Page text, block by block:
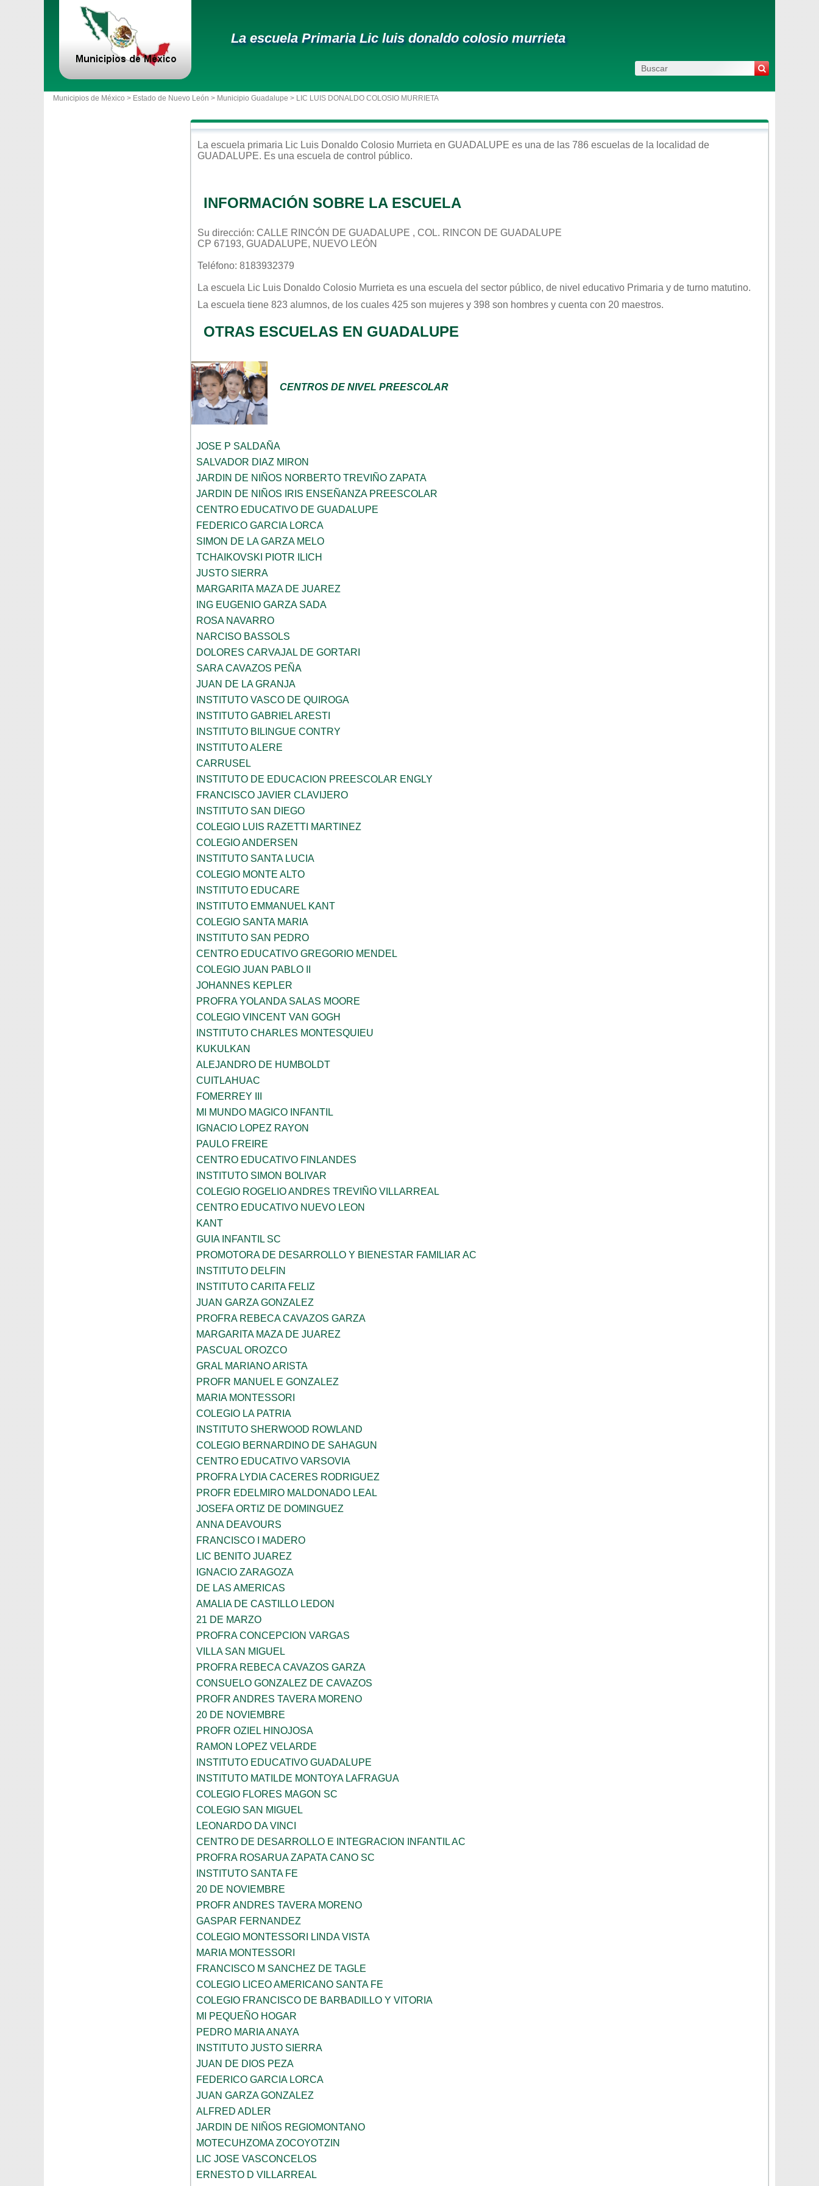
La escuela Primaria Lic luis donaldo colosio murrieta
Municipios de México > Estado de Nuevo León > Municipio Guadalupe > LIC LUIS DONALDO COLOSIO MURRIETA
La escuela primaria Lic Luis Donaldo Colosio Murrieta en GUADALUPE es una de las 786 escuelas de la localidad de
GUADALUPE. Es una escuela de control público.
INFORMACIÓN SOBRE LA ESCUELA
Su dirección: CALLE RINCÓN DE GUADALUPE , COL. RINCON DE GUADALUPE
CP 67193, GUADALUPE, NUEVO LEÓN
Teléfono: 8183932379
La escuela Lic Luis Donaldo Colosio Murrieta es una escuela del sector público, de nivel educativo Primaria y de turno matutino.
La escuela tiene 823 alumnos, de los cuales 425 son mujeres y 398 son hombres y cuenta con 20 maestros.
OTRAS ESCUELAS EN GUADALUPE
CENTROS DE NIVEL PREESCOLAR
JOSE P SALDAÑA
SALVADOR DIAZ MIRON
JARDIN DE NIÑOS NORBERTO TREVIÑO ZAPATA
JARDIN DE NIÑOS IRIS ENSEÑANZA PREESCOLAR
CENTRO EDUCATIVO DE GUADALUPE
FEDERICO GARCIA LORCA
SIMON DE LA GARZA MELO
TCHAIKOVSKI PIOTR ILICH
JUSTO SIERRA
MARGARITA MAZA DE JUAREZ
ING EUGENIO GARZA SADA
ROSA NAVARRO
NARCISO BASSOLS
DOLORES CARVAJAL DE GORTARI
SARA CAVAZOS PEÑA
JUAN DE LA GRANJA
INSTITUTO VASCO DE QUIROGA
INSTITUTO GABRIEL ARESTI
INSTITUTO BILINGUE CONTRY
INSTITUTO ALERE
CARRUSEL
INSTITUTO DE EDUCACION PREESCOLAR ENGLY
FRANCISCO JAVIER CLAVIJERO
INSTITUTO SAN DIEGO
COLEGIO LUIS RAZETTI MARTINEZ
COLEGIO ANDERSEN
INSTITUTO SANTA LUCIA
COLEGIO MONTE ALTO
INSTITUTO EDUCARE
INSTITUTO EMMANUEL KANT
COLEGIO SANTA MARIA
INSTITUTO SAN PEDRO
CENTRO EDUCATIVO GREGORIO MENDEL
COLEGIO JUAN PABLO II
JOHANNES KEPLER
PROFRA YOLANDA SALAS MOORE
COLEGIO VINCENT VAN GOGH
INSTITUTO CHARLES MONTESQUIEU
KUKULKAN
ALEJANDRO DE HUMBOLDT
CUITLAHUAC
FOMERREY III
MI MUNDO MAGICO INFANTIL
IGNACIO LOPEZ RAYON
PAULO FREIRE
CENTRO EDUCATIVO FINLANDES
INSTITUTO SIMON BOLIVAR
COLEGIO ROGELIO ANDRES TREVIÑO VILLARREAL
CENTRO EDUCATIVO NUEVO LEON
KANT
GUIA INFANTIL SC
PROMOTORA DE DESARROLLO Y BIENESTAR FAMILIAR AC
INSTITUTO DELFIN
INSTITUTO CARITA FELIZ
JUAN GARZA GONZALEZ
PROFRA REBECA CAVAZOS GARZA
MARGARITA MAZA DE JUAREZ
PASCUAL OROZCO
GRAL MARIANO ARISTA
PROFR MANUEL E GONZALEZ
MARIA MONTESSORI
COLEGIO LA PATRIA
INSTITUTO SHERWOOD ROWLAND
COLEGIO BERNARDINO DE SAHAGUN
CENTRO EDUCATIVO VARSOVIA
PROFRA LYDIA CACERES RODRIGUEZ
PROFR EDELMIRO MALDONADO LEAL
JOSEFA ORTIZ DE DOMINGUEZ
ANNA DEAVOURS
FRANCISCO I MADERO
LIC BENITO JUAREZ
IGNACIO ZARAGOZA
DE LAS AMERICAS
AMALIA DE CASTILLO LEDON
21 DE MARZO
PROFRA CONCEPCION VARGAS
VILLA SAN MIGUEL
PROFRA REBECA CAVAZOS GARZA
CONSUELO GONZALEZ DE CAVAZOS
PROFR ANDRES TAVERA MORENO
20 DE NOVIEMBRE
PROFR OZIEL HINOJOSA
RAMON LOPEZ VELARDE
INSTITUTO EDUCATIVO GUADALUPE
INSTITUTO MATILDE MONTOYA LAFRAGUA
COLEGIO FLORES MAGON SC
COLEGIO SAN MIGUEL
LEONARDO DA VINCI
CENTRO DE DESARROLLO E INTEGRACION INFANTIL AC
PROFRA ROSARUA ZAPATA CANO SC
INSTITUTO SANTA FE
20 DE NOVIEMBRE
PROFR ANDRES TAVERA MORENO
GASPAR FERNANDEZ
COLEGIO MONTESSORI LINDA VISTA
MARIA MONTESSORI
FRANCISCO M SANCHEZ DE TAGLE
COLEGIO LICEO AMERICANO SANTA FE
COLEGIO FRANCISCO DE BARBADILLO Y VITORIA
MI PEQUEÑO HOGAR
PEDRO MARIA ANAYA
INSTITUTO JUSTO SIERRA
JUAN DE DIOS PEZA
FEDERICO GARCIA LORCA
JUAN GARZA GONZALEZ
ALFRED ADLER
JARDIN DE NIÑOS REGIOMONTANO
MOTECUHZOMA ZOCOYOTZIN
LIC JOSE VASCONCELOS
ERNESTO D VILLARREAL